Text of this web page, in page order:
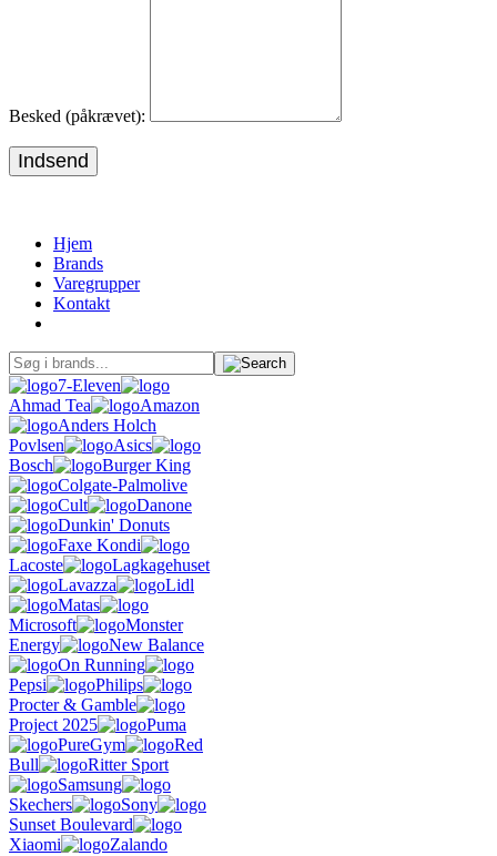
Besked (påkrævet):
Indsend
Hjem
Brands
Varegrupper
Kontakt
7-Eleven
Ahmad Tea
Amazon
Anders Holch
Povlsen
Asics
Bosch
Burger King
Colgate-Palmolive
Cult
Danone
Dunkin' Donuts
Faxe Kondi
Lacoste
Lagkagehuset
Lavazza
Lidl
Matas
Microsoft
Monster
Energy
New Balance
On Running
Pepsi
Philips
Procter & Gamble
Project 2025
Puma
PureGym
Red
Bull
Ritter Sport
Samsung
Skechers
Sony
Sunset Boulevard
Xiaomi
Zalando